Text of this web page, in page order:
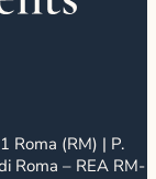
Roma (RM) | P.
Roma – REA RM-